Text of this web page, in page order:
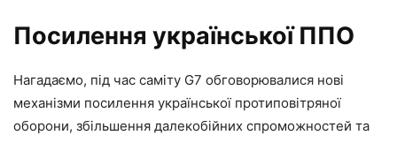
Посилення української ППО
Нагадаємо, під час саміту G7 обговорювалися нові
механізми посилення української протиповітряної
оборони, збільшення далекобійних спроможностей та